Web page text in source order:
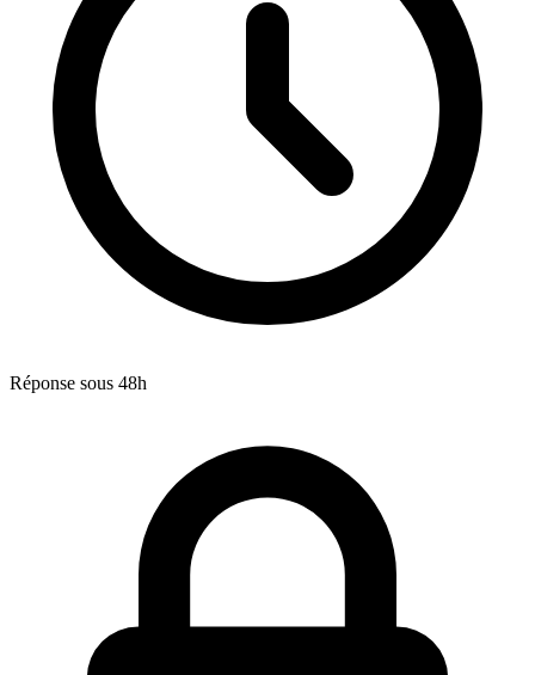
Réponse sous 48h